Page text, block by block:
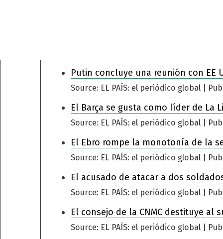
Putin concluye una reunión con EE
Source: EL PAÍS: el periódico global
El Barça se gusta como líder de La
Source: EL PAÍS: el periódico global
El Ebro rompe la monotonía de la
Source: EL PAÍS: el periódico global
El acusado de atacar a dos
Source: EL PAÍS: el periódico global
El consejo de la CNMC destituye
Source: EL PAÍS: el periódico global